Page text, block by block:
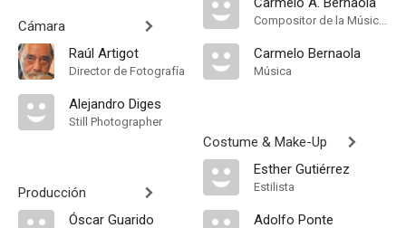
Cámara
Raúl Artigot
Director de Fotografía
Alejandro Diges
Still Photographer
Producción
Óscar Guarido
Compositor de la Música Original
Carmelo Bernaola
Música
Costume & Make-Up
Esther Gutiérrez
Estilista
Adolfo Ponte